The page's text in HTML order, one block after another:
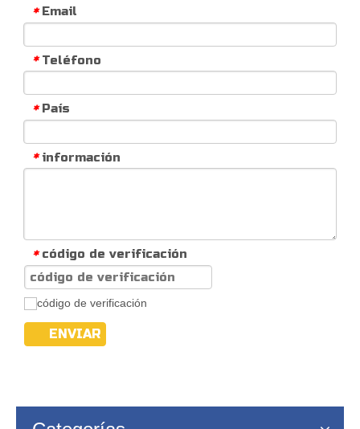
* Email
* Teléfono
* País
* información
* código de verificación
ENVIAR